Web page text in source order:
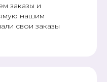
заказы и
нашим
свои заказы